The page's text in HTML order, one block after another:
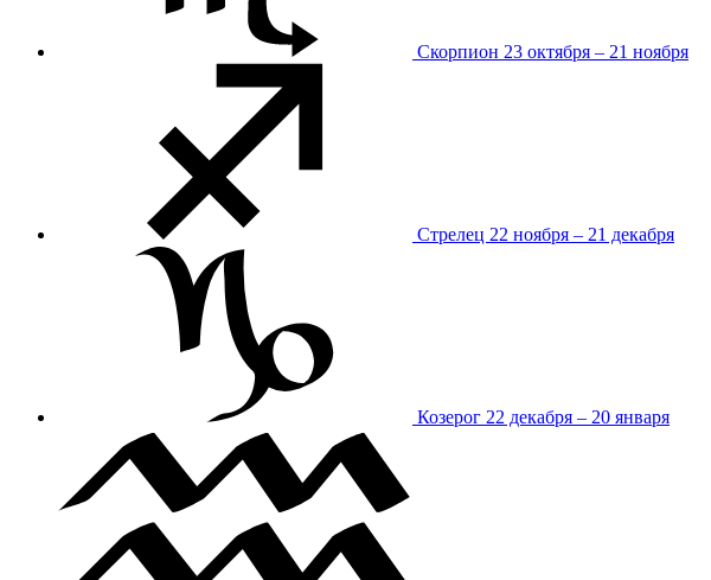
Скорпион 23 октября – 21 ноября
Стрелец 22 ноября – 21 декабря
Козерог 22 декабря – 20 января